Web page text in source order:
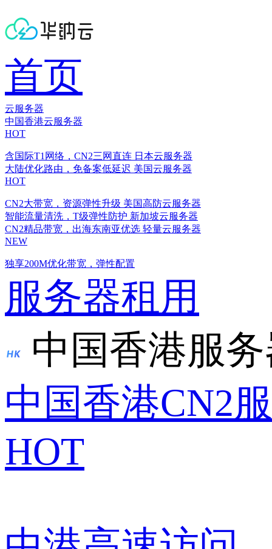
首页
云服务器
中国香港云服务器
HOT
含国际T1网络，CN2三网直连 日本云服务器
大陆优化路由，免备案低延迟 美国云服务器
HOT
CN2大带宽，资源弹性升级 美国高防云服务器
智能流量清洗，T级弹性防护 新加坡云服务器
CN2精品带宽，出海东南亚优选 轻量云服务器
NEW
独享200M优化带宽，弹性配置
服务器租用
中国香港服
中国香港CN2
HOT